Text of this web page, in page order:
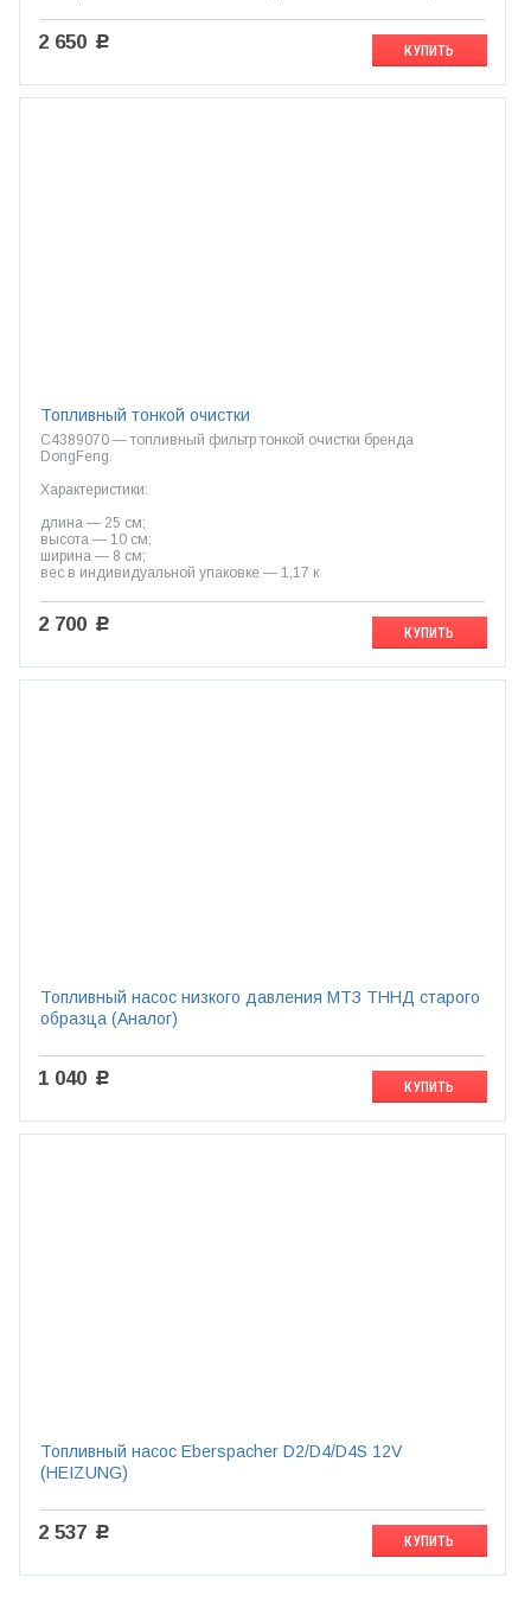
2 650 c
КУПИТЬ
Топливный тонкой очистки
C4389070 — топливный фильтр тонкой очистки бренда
DongFeng.
Характеристики:
длина — 25 см;
высота — 10 см;
ширина — 8 см;
вес в индивидуальной упаковке — 1,17 к
2 700 c
КУПИТЬ
Топливный насос низкого давления МТЗ ТННД старого
образца (Аналог)
1 040 c
КУПИТЬ
Топливный насос Eberspacher D2/D4/D4S 12V
(HEIZUNG)
2 537 c
КУПИТЬ